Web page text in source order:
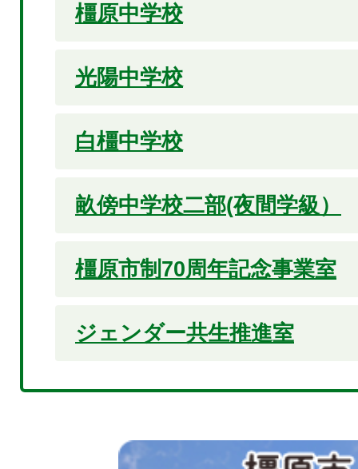
橿原中学校
光陽中学校
白橿中学校
畝傍中学校二部(夜間学級）
橿原市制70周年記念事業室
ジェンダー共生推進室
2